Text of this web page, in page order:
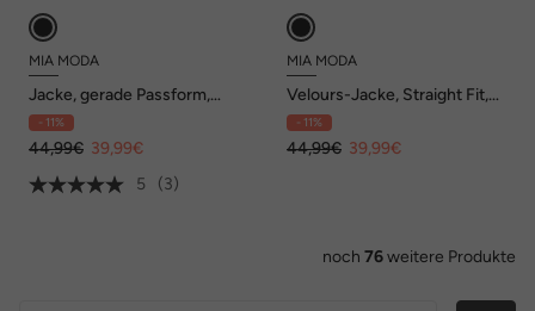
MIA MODA
Jacke, gerade Passform,
Mesh mit Farbverlauf
- 11%
44,99€ 39,99€
5
(3)
MIA MODA
Velours-Jacke, Straight Fit,
Spatenkragen, offene Jacke
- 11%
44,99€ 39,99€
noch 76weitere Produkte